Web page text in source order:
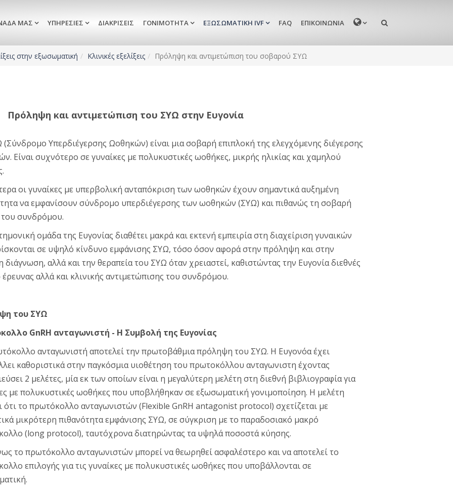
ΜΑΣ ΥΠΗΡΕΣΊΕΣ ΔΙΑΚΡΊΣΕΙΣ ΓΟΝΙΜΌΤΗΤΑ ΕΞΩΣΩΜΑΤΙΚΉ IVF FAQ ΕΠΙΚΟΙΝΩΝΊΑ MENU
στην εξωσωματική Κλινικές εξελίξεις Πρόληψη και αντιμετώπιση του σοβαρού ΣΥΩ
Πρόληψη και αντιμετώπιση του ΣΥΩ στην Ευγονία
Υπερδιέγερσης Ωοθηκών) είναι μια σοβαρή επιπλοκή της ελεγχόμενης διέγερσης
Είναι συχνότερο σε γυναίκες με πολυκυστικές ωοθήκες, μικρής ηλικίας και χαμηλού
οι γυναίκες με υπερβολική ανταπόκριση των ωοθηκών έχουν σημαντικά αυξημένη
να εμφανίσουν σύνδρομο υπερδιέγερσης των ωοθηκών (ΣΥΩ) και πιθανώς τη σοβαρή
συνδρόμου.
ομάδα της Ευγονίας διαθέτει μακρά και εκτενή εμπειρία στη διαχείριση γυναικών
σε υψηλό κίνδυνο εμφάνισης ΣΥΩ, τόσο όσον αφορά στην πρόληψη και στην
διάγνωση, αλλά και την θεραπεία του ΣΥΩ όταν χρειαστεί, καθιστώντας την Ευγονία διεθνές
έρευνας αλλά και κλινικής αντιμετώπισης του συνδρόμου.
του ΣΥΩ
GnRH ανταγωνιστή - Η Συμβολή της Ευγονίας
ανταγωνιστή αποτελεί την πρωτοβάθμια πρόληψη του ΣΥΩ. Η Ευγονόα έχει
καθοριστικά στην παγκόσμια υιοθέτηση του πρωτοκόλλου ανταγωνιστη έχοντας
2 μελέτες, μία εκ των οποίων είναι η μεγαλύτερη μελέτη στη διεθνή βιβλιογραφία για
με πολυκυστικές ωοθήκες που υποβλήθηκαν σε εξωσωματική γονιμοποίηση. Η μελέτη
ότι το πρωτόκολλο ανταγωνιστών (Flexible GnRH antagonist protocol) σχετίζεται με
μικρότερη πιθανότητα εμφάνισης ΣΥΩ, σε σύγκριση με το παραδοσιακό μακρό
(long protocol), ταυτόχρονα διατηρώντας τα υψηλά ποσοστά κύησης.
το πρωτόκολλο ανταγωνιστών μπορεί να θεωρηθεί ασφαλέστερο και να αποτελεί το
επιλογής για τις γυναίκες με πολυκυστικές ωοθήκες που υποβάλλονται σε